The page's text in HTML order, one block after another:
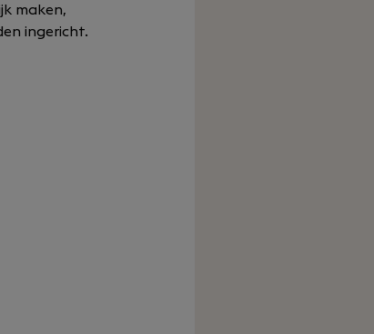
maken,
ingericht.